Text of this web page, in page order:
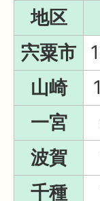
地区
宍粟市
山崎
一宮
波賀
千種